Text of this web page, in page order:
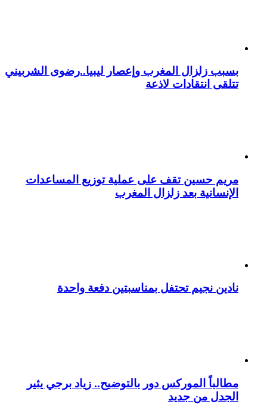
بسبب زلزال المغرب وإعصار ليبيا..رضوى الشربيني
تتلقى انتقادات لاذعة
مريم حسين تقف على عملية توزيع المساعدات
الإنسانية بعد زلزال المغرب
نادين نجيم تحتفل بمناسبتين دفعة واحدة
مطالباً الموركس دور بالتوضيح.. زياد برجي يثير
الجدل من جديد